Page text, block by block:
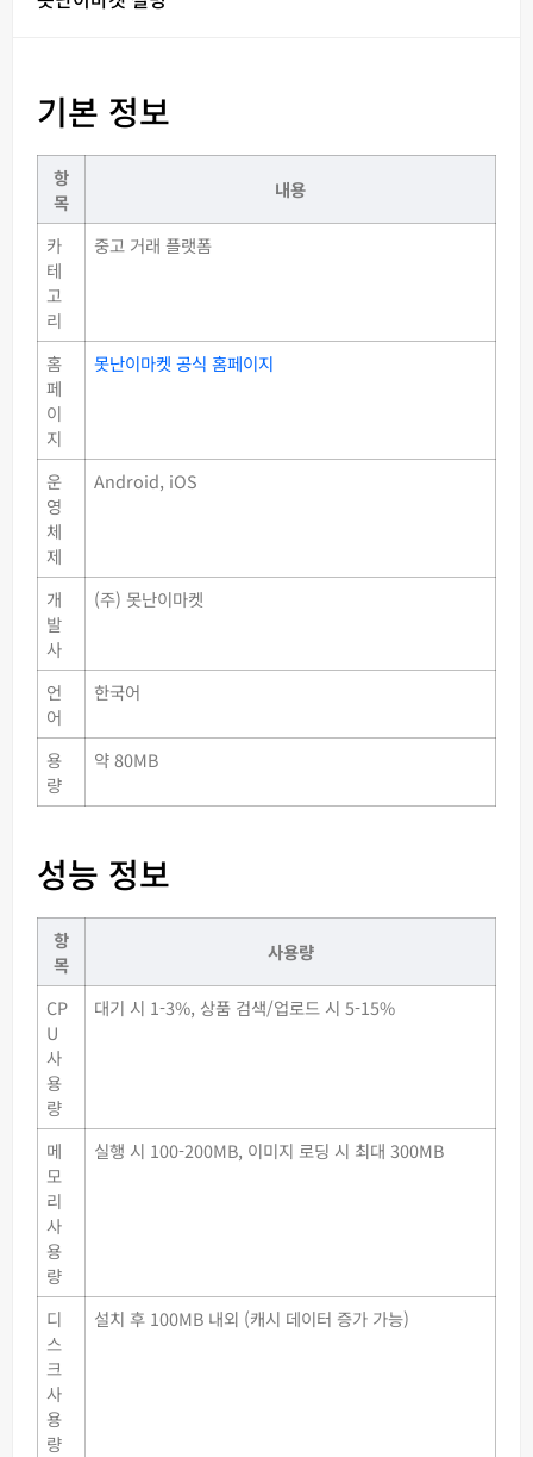
기본 정보
항
목
내용
카
테
고
리
중고 거래 플랫폼
홈
페
이
지
못난이마켓 공식 홈페이지
운
영
체
제
Android, iOS
개
발
사
(주) 못난이마켓
언
어
한국어
용
량
약 80MB
성능 정보
항
목
사용량
CP
U
사
용
량
대기 시 1-3%, 상품 검색/업로드 시 5-15%
메
모
리
사
용
량
실행 시 100-200MB, 이미지 로딩 시 최대 300MB
디
스
크
사
용
량
설치 후 100MB 내외 (캐시 데이터 증가 가능)